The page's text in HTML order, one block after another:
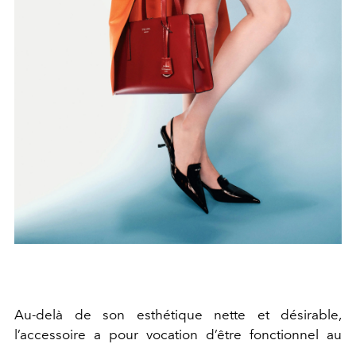
Au-delà de son esthétique nette et désirable,
l’accessoire a pour vocation d’être fonctionnel au